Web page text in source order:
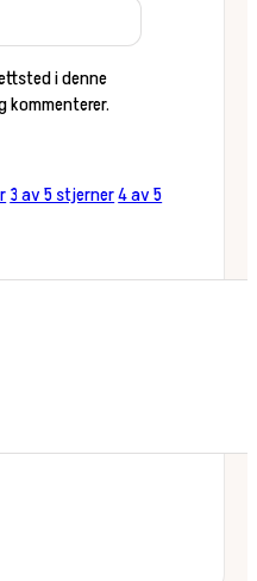
i denne
kommenterer.
3 av 5 stjerner4 av 5